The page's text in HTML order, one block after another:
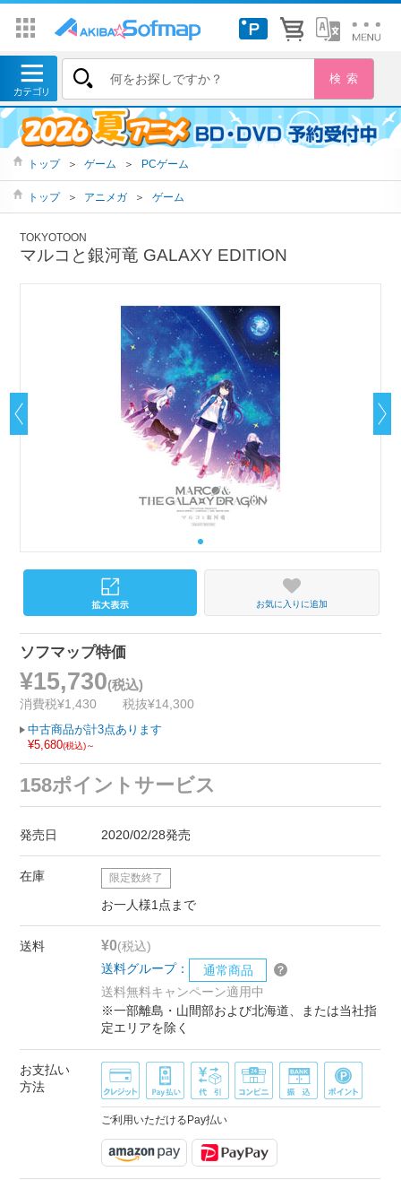
トップ ＞ ゲーム ＞ PCゲーム
トップ ＞ アニメガ ＞ ゲーム
TOKYOTOON
マルコと銀河竜 GALAXY EDITION
お気に入りに追加
ソフマップ特価
¥15,730(税込)
消費税¥1,430 税抜¥14,300
中古商品が計3点あります
¥5,680(税込)～
158ポイントサービス
発売日 2020/02/28発売
在庫 限定数終了
お一人様1点まで
送料 ¥0(税込)
送料グループ：
通常商品
送料無料キャンペーン適用中
※一部離島・山間部および北海道、または当社指
定エリアを除く
お支払い
方法
ご利用いただけるPay払い